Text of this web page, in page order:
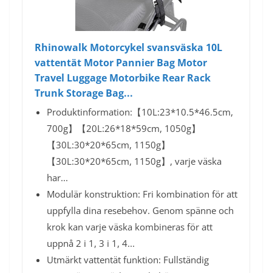
Rhinowalk Motorcykel svansväska 10L
vattentät Motor Pannier Bag Motor
Travel Luggage Motorbike Rear Rack
Trunk Storage Bag...
Produktinformation:【10L:23*10.5*46.5cm,
700g】【20L:26*18*59cm, 1050g】
【30L:30*20*65cm, 1150g】
【30L:30*20*65cm, 1150g】, varje väska
har...
Modulär konstruktion: Fri kombination för att
uppfylla dina resebehov. Genom spänne och
krok kan varje väska kombineras för att
uppnå 2 i 1, 3 i 1, 4...
Utmärkt vattentät funktion: Fullständig